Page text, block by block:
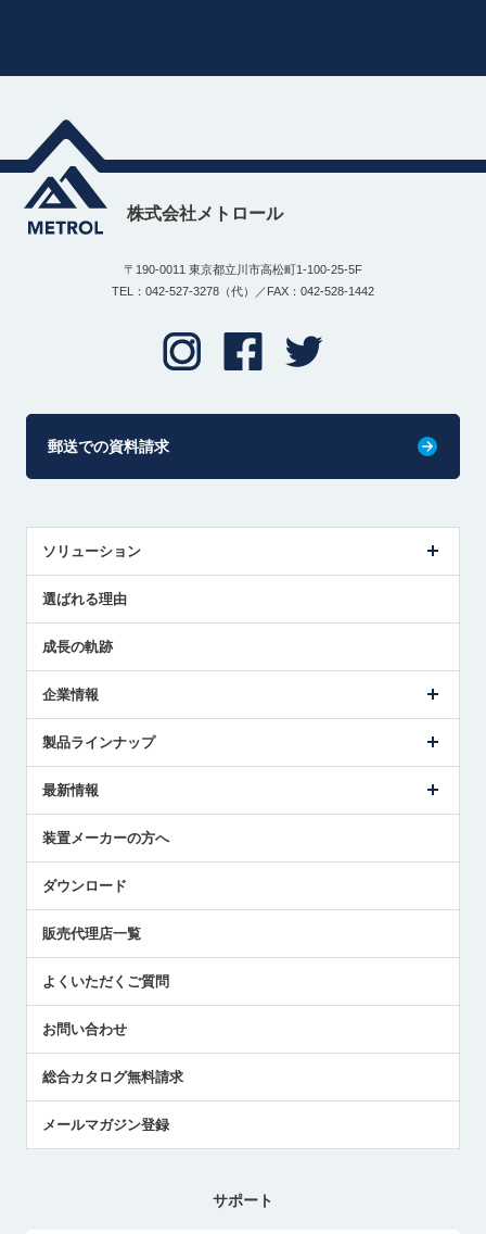
株式会社メトロール
〒190-0011 東京都立川市高松町1-100-25-5F
TEL：042-527-3278（代）／FAX：042-528-1442
郵送での資料請求
ソリューション
解決策提案
選ばれる理由
成長の軌跡
企業情報
ごあいさつ
受賞履歴
採用情報
国/地域/言語
製品ラインナップ
ツールセッタ製品
エアマイクロセンサ製品
最新情報
メトロールの技術
社員ブログ
中小企業のBCP地震対策
センサのテクニカルガイド
社長ブログ
装置メーカーの方へ
ダウンロード
販売代理店一覧
よくいただくご質問
お問い合わせ
総合カタログ無料請求
メールマガジン登録
サポート